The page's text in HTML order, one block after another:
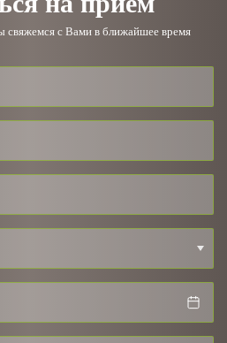
свяжемся с Вами в ближайшее время